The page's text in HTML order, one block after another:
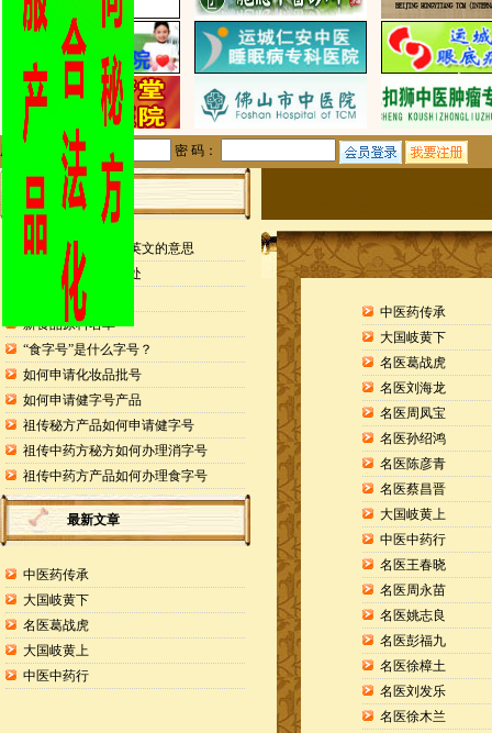
用户名： 密 码：
站内公告
检测报告封面缩写英文的意思
申请专利的25个好处
药食同源目录
新食品原料名单
“食字号”是什么字号？
如何申请化妆品批号
如何申请健字号产品
祖传秘方产品如何申请健字号
祖传中药方秘方如何办理消字号
祖传中药方产品如何办理食字号
最新文章
中医药传承
大国岐黄下
名医葛战虎
大国岐黄上
中医中药行
中医药传承
大国岐黄下
名医葛战虎
名医刘海龙
名医周凤宝
名医孙绍鸿
名医陈彦青
名医蔡昌晋
大国岐黄上
中医中药行
名医王春晓
名医周永苗
名医姚志良
名医彭福九
名医徐樟土
名医刘发乐
名医徐木兰